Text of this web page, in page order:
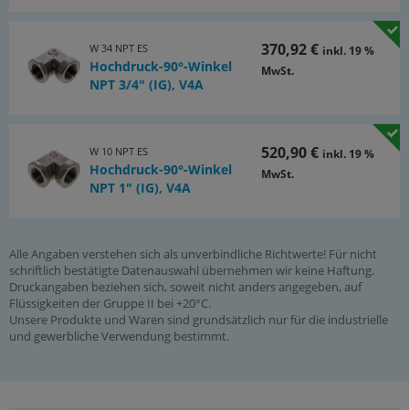
W 34 NPT ES
Hochdruck-90°-Winkel
NPT 3/4" (IG), V4A
370,92 € inkl. 19 %
MwSt.
W 10 NPT ES
Hochdruck-90°-Winkel
NPT 1" (IG), V4A
520,90 € inkl. 19 %
MwSt.
Alle Angaben verstehen sich als unverbindliche Richtwerte! Für nicht
schriftlich bestätigte Datenauswahl übernehmen wir keine Haftung.
Druckangaben beziehen sich, soweit nicht anders angegeben, auf
Flüssigkeiten der Gruppe II bei +20°C.
Unsere Produkte und Waren sind grundsätzlich nur für die industrielle
und gewerbliche Verwendung bestimmt.